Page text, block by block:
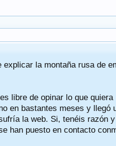
la montaña rusa de
libre de opinar lo que
en bastantes meses y llegó
la web. Si, tenéis razón
han puesto en contacto